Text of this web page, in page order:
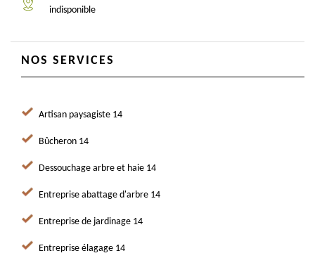
indisponible
NOS SERVICES
Artisan paysagiste 14
Bûcheron 14
Dessouchage arbre et haie 14
Entreprise abattage d'arbre 14
Entreprise de jardinage 14
Entreprise élagage 14